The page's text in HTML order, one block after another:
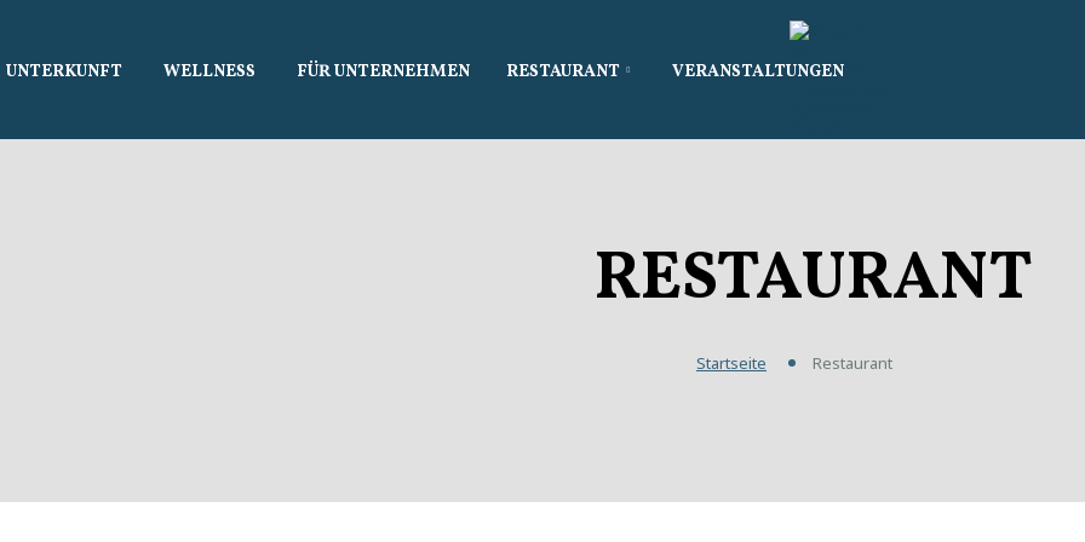
UNTERKUNFT WELLNESS FÜR UNTERNEHMEN RESTAURANT VERANSTALTUNGEN
RESTAURANT
Startseite Restaurant